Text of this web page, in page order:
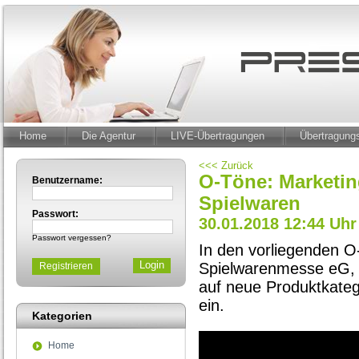
Home Die Agentur LIVE-Übertragungen
Benutzername:
Passwort:
Passwort vergessen?
Registrieren
Kategorien
Home
<<< Zurück
O-Töne:
Spielwaren
30.01.2018 12:44 Uhr
In den vorliegenden
Spielwarenmesse
auf neue
ein.